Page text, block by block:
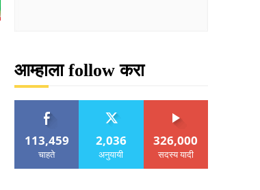
आम्हाला follow करा
113,459
चाहते
2,036
अनुयायी
326,000
सदस्य यादी